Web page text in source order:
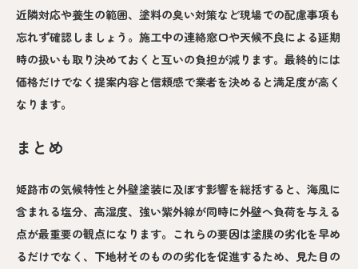
近隣対応や養生の範囲、塗料の臭い対策など現場での配慮事項も
忘れず確認しましょう。施工中の連絡窓口や天候不良による延期
時の扱いも取り決めておくと互いの負担が減ります。最終的には
価格だけでなく提案内容と信頼感で業者を決めると満足度が高く
なります。
まとめ
姫路市の気候特性と外壁塗装に及ぼす影響を総括すると、海風に
含まれる塩分、高湿度、強い紫外線が同時に外壁へ負荷を与える
点が最重要の観点になります。これらの要因は塗膜の劣化を早め
るだけでなく、下地材そのものの劣化を促進するため、見た目の